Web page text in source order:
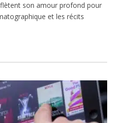
son amour profond pour
et les récits